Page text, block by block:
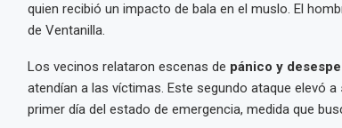
quien recibió un impacto de bala en el muslo. El
de Ventanilla.
Los vecinos relataron escenas de pánico y
atendían a las víctimas. Este segundo ataque elevó a
primer día del estado de emergencia, medida que